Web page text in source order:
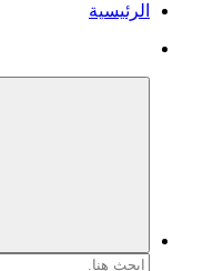
الرئيسية
البحث